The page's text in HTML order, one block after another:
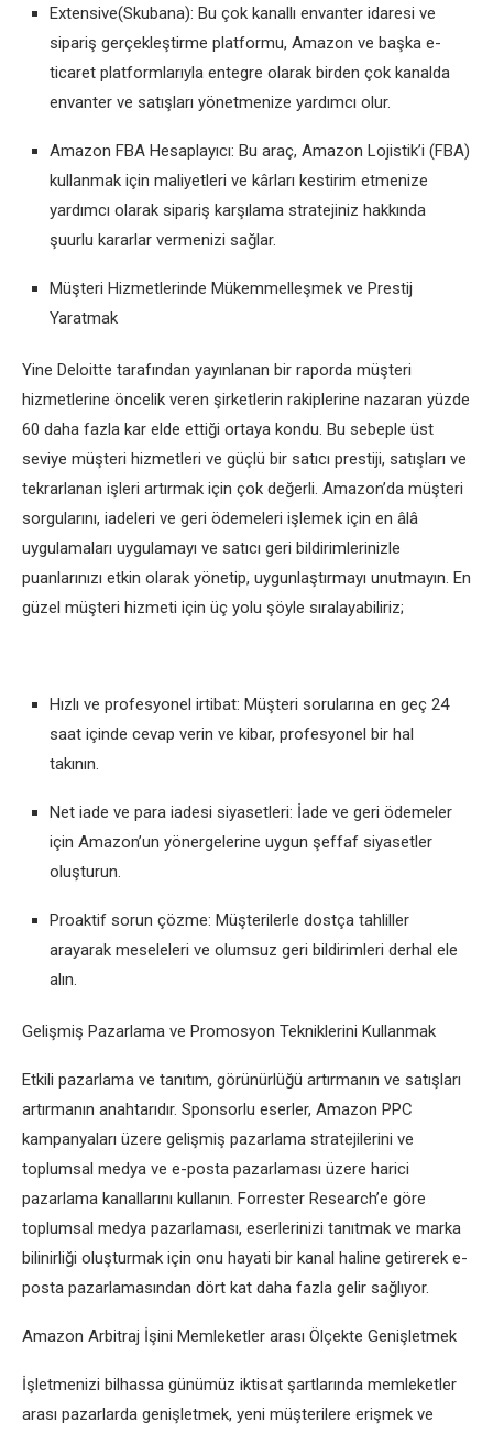
Extensive(Skubana): Bu çok kanallı envanter idaresi ve
sipariş gerçekleştirme platformu, Amazon ve başka e-
ticaret platformlarıyla entegre olarak birden çok kanalda
envanter ve satışları yönetmenize yardımcı olur.
Amazon FBA Hesaplayıcı: Bu araç, Amazon Lojistik’i (FBA)
kullanmak için maliyetleri ve kârları kestirim etmenize
yardımcı olarak sipariş karşılama stratejiniz hakkında
şuurlu kararlar vermenizi sağlar.
Müşteri Hizmetlerinde Mükemmelleşmek ve Prestij
Yaratmak
Yine Deloitte tarafından yayınlanan bir raporda müşteri
hizmetlerine öncelik veren şirketlerin rakiplerine nazaran yüzde
60 daha fazla kar elde ettiği ortaya kondu. Bu sebeple üst
seviye müşteri hizmetleri ve güçlü bir satıcı prestiji, satışları ve
tekrarlanan işleri artırmak için çok değerli. Amazon’da müşteri
sorgularını, iadeleri ve geri ödemeleri işlemek için en âlâ
uygulamaları uygulamayı ve satıcı geri bildirimlerinizle
puanlarınızı etkin olarak yönetip, uygunlaştırmayı unutmayın. En
güzel müşteri hizmeti için üç yolu şöyle sıralayabiliriz;
Hızlı ve profesyonel irtibat: Müşteri sorularına en geç 24
saat içinde cevap verin ve kibar, profesyonel bir hal
takının.
Net iade ve para iadesi siyasetleri: İade ve geri ödemeler
için Amazon’un yönergelerine uygun şeffaf siyasetler
oluşturun.
Proaktif sorun çözme: Müşterilerle dostça tahliller
arayarak meseleleri ve olumsuz geri bildirimleri derhal ele
alın.
Gelişmiş Pazarlama ve Promosyon Tekniklerini Kullanmak
Etkili pazarlama ve tanıtım, görünürlüğü artırmanın ve satışları
artırmanın anahtarıdır. Sponsorlu eserler, Amazon PPC
kampanyaları üzere gelişmiş pazarlama stratejilerini ve
toplumsal medya ve e-posta pazarlaması üzere harici
pazarlama kanallarını kullanın. Forrester Research’e göre
toplumsal medya pazarlaması, eserlerinizi tanıtmak ve marka
bilinirliği oluşturmak için onu hayati bir kanal haline getirerek e-
posta pazarlamasından dört kat daha fazla gelir sağlıyor.
Amazon Arbitraj İşini Memleketler arası Ölçekte Genişletmek
İşletmenizi bilhassa günümüz iktisat şartlarında memleketler
arası pazarlarda genişletmek, yeni müşterilere erişmek ve